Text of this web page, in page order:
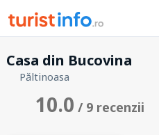
Casa din Bucovina
Păltinoasa
10.0 / 9 recenzii